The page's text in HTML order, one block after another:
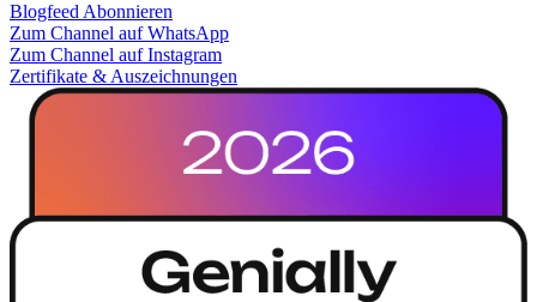
Blogfeed Abonnieren
Zum Channel auf WhatsApp
Zum Channel auf Instagram
Zertifikate & Auszeichnungen